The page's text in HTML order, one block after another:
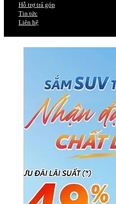
Hỗ trợ trả góp
Tin tức
Liên hệ